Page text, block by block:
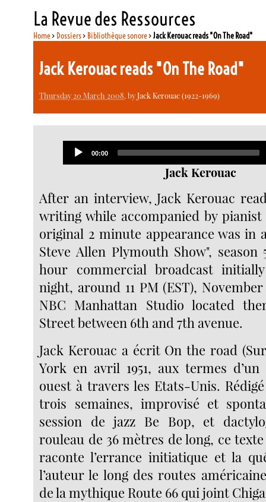
La Revue des Ressources
Home> Dossiers> Bibliothèque sonore>Jack Kerouac reads "On The Road"
Jack Kerouac reads "On The Road"
Thursday 20 March 2008, byJack Kerouac (1922-1969)
Player
Current
00:00
Jack Kerouac
After an interview, Jack Kerouac
writing while accompanied by pianist
original 2 minute appearance was in
Steve Allen Plymouth Show", season
hour commercial broadcast
night, around 11 PM (EST),
NBC Manhattan Studio located
Street between 6th and 7th avenue.
Jack Kerouac a écrit On the road
York en avril 1951, aux termes d’un
ouest à travers les Etats-Unis.
trois semaines, improvisé et
session de jazz Be Bop, et
rouleau de 36 mètres de long, ce
raconte l’errance initiatique et la
l’auteur le long des routes
de la mythique Route 66 qui joint